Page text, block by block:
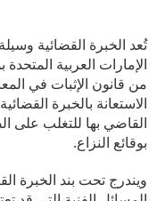
تُعد الخبرة القضائية
الإمارات العربية
من قانون الإثبات في
الاستعانة بالخبرة
القاضي بها للتغلب على
بوقائع النزاع.
ويندرج تحت بند الخبرة